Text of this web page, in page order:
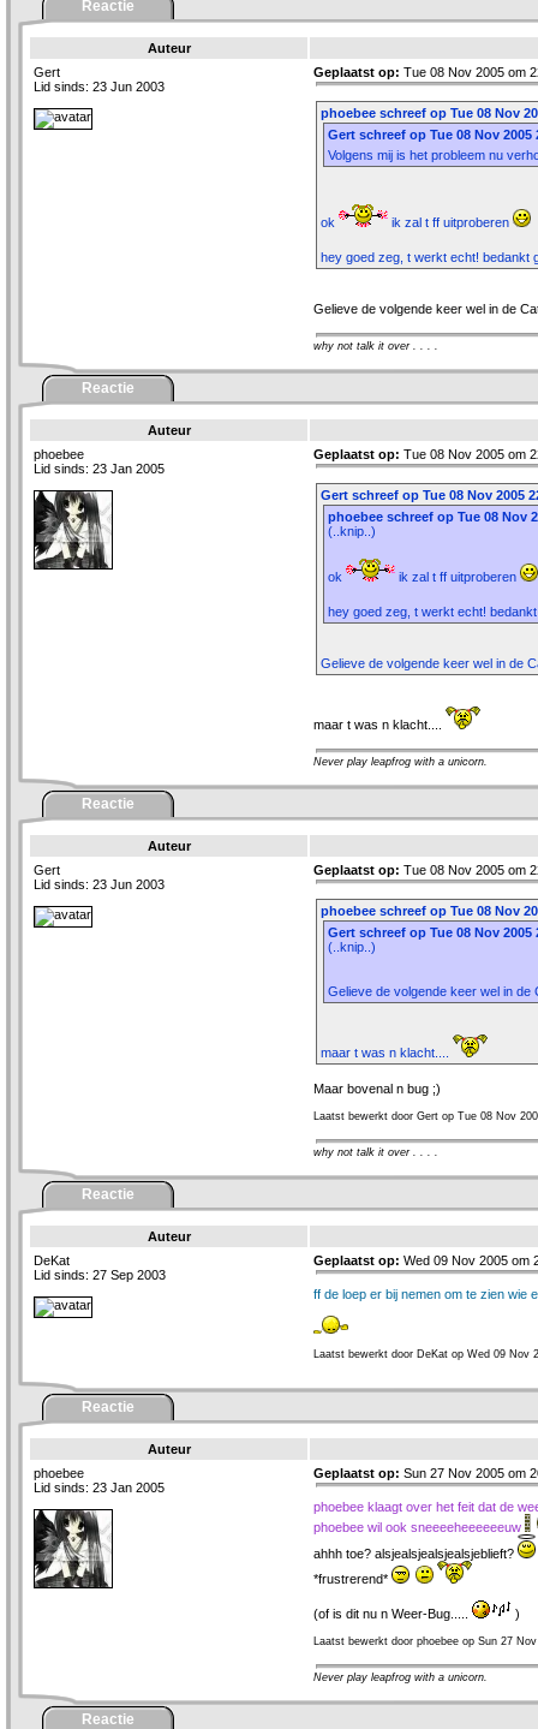
Reactie
Auteur
Gert
Lid sinds: 23 Jun 2003
Geplaatst op: Tue 08 Nov 2005 om
phoebee schreef op Tue 08 Nov
Gert schreef op Tue 08 Nov
Volgens mij is het probleem nu
ok ik zal t ff uitproberen
hey goed zeg, t werkt echt! bedankt
Gelieve de volgende keer wel in de
why not talk it over . . . .
Reactie
Auteur
phoebee
Lid sinds: 23 Jan 2005
Geplaatst op: Tue 08 Nov 2005 om
Gert schreef op Tue 08 Nov 2005
phoebee schreef op Tue 08 Nov
(..knip..)
ok ik zal t ff uitproberen
hey goed zeg, t werkt echt!
Gelieve de volgende keer wel in de
maar t was n klacht....
Never play leapfrog with a unicorn.
Reactie
Auteur
Gert
Lid sinds: 23 Jun 2003
Geplaatst op: Tue 08 Nov 2005 om
phoebee schreef op Tue 08 Nov
Gert schreef op Tue 08 Nov
(..knip..)
Gelieve de volgende keer wel in
maar t was n klacht....
Maar bovenal n bug ;)
Laatst bewerkt door Gert op Tue 08 Nov
why not talk it over . . . .
Reactie
Auteur
DeKat
Lid sinds: 27 Sep 2003
Geplaatst op: Wed 09 Nov 2005 om
ff de loep er bij nemen om te zien wie
Laatst bewerkt door DeKat op Wed 09 Nov
Reactie
Auteur
phoebee
Lid sinds: 23 Jan 2005
Geplaatst op: Sun 27 Nov 2005 om
phoebee klaagt over het feit dat de
phoebee wil ook sneeeeheeeeeeuw
ahhh toe? alsjealsjealsjealsjeblieft?
*frustrerend*
(of is dit nu n Weer-Bug..... )
Laatst bewerkt door phoebee op Sun 27
Never play leapfrog with a unicorn.
Reactie